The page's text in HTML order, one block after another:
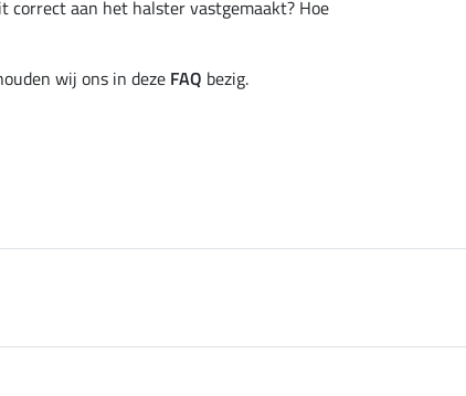
correct aan het halster vastgemaakt? Hoe
wij ons in deze FAQ bezig.